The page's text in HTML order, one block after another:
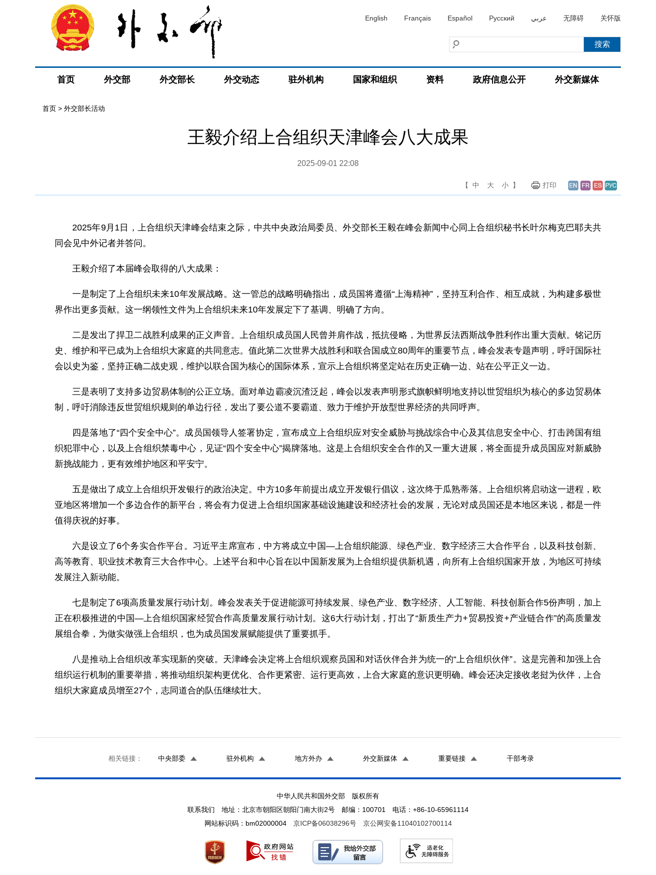
English Français Español Русский عربي 无障碍 关怀版
首页 外交部 外交部长 外交动态 驻外机构 国家和组织 资料 政府信息公开 外交新媒体
首页 > 外交部长活动
​王毅介绍上合组织天津峰会八大成果
2025-09-01 22:08
【 中 大 小 】 打印
2025年9月1日，上合组织天津峰会结束之际，中共中央政治局委员、外交部长王毅在峰会新闻中心同上合组织秘书长叶尔梅克巴耶夫共
同会见中外记者并答问。
王毅介绍了本届峰会取得的八大成果：
一是制定了上合组织未来10年发展战略。这一管总的战略明确指出，成员国将遵循“上海精神”，坚持互利合作、相互成就，为构建多极世
界作出更多贡献。这一纲领性文件为上合组织未来10年发展定下了基调、明确了方向。
二是发出了捍卫二战胜利成果的正义声音。上合组织成员国人民曾并肩作战，抵抗侵略，为世界反法西斯战争胜利作出重大贡献。铭记历
史、维护和平已成为上合组织大家庭的共同意志。值此第二次世界大战胜利和联合国成立80周年的重要节点，峰会发表专题声明，呼吁国际社
会以史为鉴，坚持正确二战史观，维护以联合国为核心的国际体系，宣示上合组织将坚定站在历史正确一边、站在公平正义一边。
三是表明了支持多边贸易体制的公正立场。面对单边霸凌沉渣泛起，峰会以发表声明形式旗帜鲜明地支持以世贸组织为核心的多边贸易体
制，呼吁消除违反世贸组织规则的单边行径，发出了要公道不要霸道、致力于维护开放型世界经济的共同呼声。
四是落地了“四个安全中心”。成员国领导人签署协定，宣布成立上合组织应对安全威胁与挑战综合中心及其信息安全中心、打击跨国有组
织犯罪中心，以及上合组织禁毒中心，见证“四个安全中心”揭牌落地。这是上合组织安全合作的又一重大进展，将全面提升成员国应对新威胁
新挑战能力，更有效维护地区和平安宁。
五是做出了成立上合组织开发银行的政治决定。中方10多年前提出成立开发银行倡议，这次终于瓜熟蒂落。上合组织将启动这一进程，欧
亚地区将增加一个多边合作的新平台，将会有力促进上合组织国家基础设施建设和经济社会的发展，无论对成员国还是本地区来说，都是一件
值得庆祝的好事。
六是设立了6个务实合作平台。习近平主席宣布，中方将成立中国—上合组织能源、绿色产业、数字经济三大合作平台，以及科技创新、
高等教育、职业技术教育三大合作中心。上述平台和中心旨在以中国新发展为上合组织提供新机遇，向所有上合组织国家开放，为地区可持续
发展注入新动能。
七是制定了6项高质量发展行动计划。峰会发表关于促进能源可持续发展、绿色产业、数字经济、人工智能、科技创新合作5份声明，加上
正在积极推进的中国—上合组织国家经贸合作高质量发展行动计划。这6大行动计划，打出了“新质生产力+贸易投资+产业链合作”的高质量发
展组合拳，为做实做强上合组织，也为成员国发展赋能提供了重要抓手。
八是推动上合组织改革实现新的突破。天津峰会决定将上合组织观察员国和对话伙伴合并为统一的“上合组织伙伴”。这是完善和加强上合
组织运行机制的重要举措，将推动组织架构更优化、合作更紧密、运行更高效，上合大家庭的意识更明确。峰会还决定接收老挝为伙伴，上合
组织大家庭成员增至27个，志同道合的队伍继续壮大。
相关链接： 中央部委 驻外机构 地方外办 外交新媒体 重要链接 干部考录
中华人民共和国外交部 版权所有
联系我们 地址：北京市朝阳区朝阳门南大街2号 邮编：100701 电话：+86-10-65961114
网站标识码：bm02000004 京ICP备06038296号 京公网安备11040102700114